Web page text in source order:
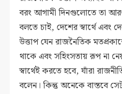
বরং আগামী দিনগুলোতে তা
বলতে চাই, দেশের স্বার্থে এবং
উত্তাপ যেন রাজনৈতিক
থাকে এবং সহিংসতায় রূপ না
স্বার্থেই করতে হবে, যাঁরা
বলেন। কিন্তু অনেকে বাস্তবে